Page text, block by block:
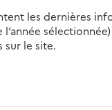
les dernières
sur le site.